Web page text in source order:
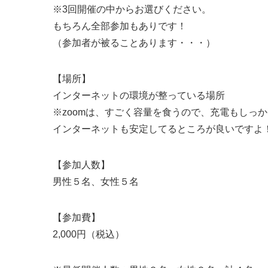
※3回開催の中からお選びください。
もちろん全部参加もありです！
（参加者が被ることあります・・・）
【場所】
インターネットの環境が整っている場所
※zoomは、すごく容量を食うので、充電もしっか
インターネットも安定してるところが良いですよ！
【参加人数】
男性５名、女性５名
【参加費】
2,000円（税込）